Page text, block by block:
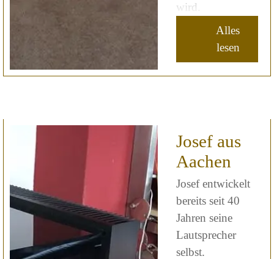
wird.
Alles
lesen
Josef aus
Aachen
Josef entwickelt
bereits seit 40
Jahren seine
Lautsprecher
selbst.